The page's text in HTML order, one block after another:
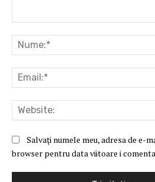
Salvați numele meu, adresa de e-
browser pentru data viitoare i